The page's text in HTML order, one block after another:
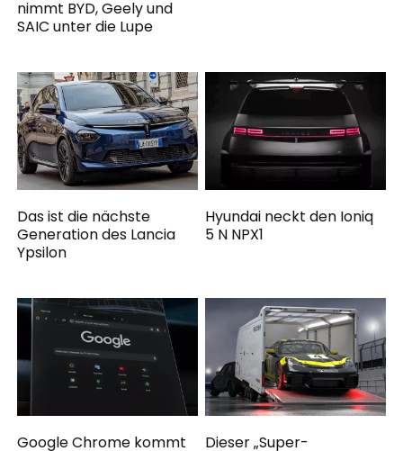
nimmt BYD, Geely und
SAIC unter die Lupe
Das ist die nächste
Generation des Lancia
Ypsilon
Hyundai neckt den Ioniq
5 N NPX1
Google Chrome kommt
Dieser „Super-